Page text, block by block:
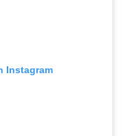
Instagram